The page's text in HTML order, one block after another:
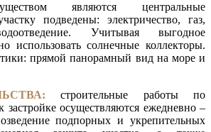
являются центральные
подведены: электричество, газ,
Учитывая выгодное
использовать солнечные коллекторы.
прямой панорамный вид на море и
строительные работы по
застройке осуществляются ежедневно –
подпорных и укрепительных